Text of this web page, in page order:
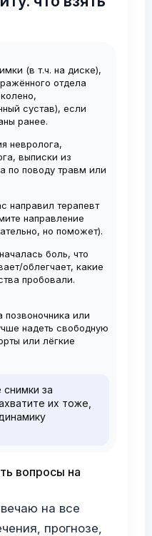
купируется
лет. Для
курсы
не чаще
приём
(в т.ч. на диске),
отдела
сустав), если
ранее.
невролога,
выписки из
по поводу травм или
направил терапевт
направление
но поможет).
боль, что
облегчает, какие
пробовали.
позвоночника или
надеть свободную
или лёгкие
за
их тоже,
вопросы на
на все
прогнозе,